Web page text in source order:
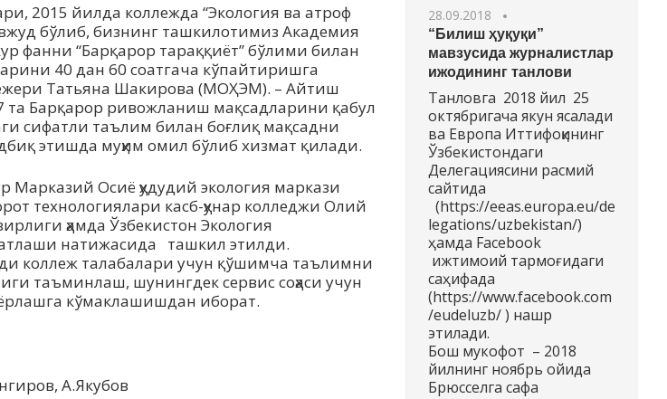
2015 йилда коллежда “Экология ва атроф
бўлиб, бизнинг ташкилотимиз Академия
фанни “Барқарор тараққиёт” бўлими билан
40 дан 60 соатгача кўпайтиришга
Татьяна Шакирова (МОҲЭМ). – Айтиш
Барқарор ривожланиш мақсадларини қабул
сифатли таълим билан боғлиқ мақсадни
этишда муҳим омил бўлиб хизмат қилади.
Марказий Осиё ҳудудий экология маркази
технологиялари касб-ҳунар колледжи Олий
ҳамда Ўзбекистон Экология
натижасида ташкил этилди.
коллеж талабалари учун қўшимча таълимни
таъминлаш, шунингдек сервис соҳаси учун
кўмаклашишдан иборат.
А.Якубов
28.09.2018
“Билиш ҳуқуқи”
мавзусида журналистлар
ижодининг танлови
Танловга 2018 йил 25
октябригача якун ясалади
ва Европа Иттифоқининг
Ўзбекистондаги
Делегациясини расмий
сайтида
(https://eeas.europa.eu/de
legations/uzbekistan/)
ҳамда Facebook
ижтимоий тармоғидаги
саҳифада
(https://www.facebook.com
/eudeluzb/ ) нашр
этилади.
Бош мукофот – 2018
йилнинг ноябрь ойида
Брюсселга сафа